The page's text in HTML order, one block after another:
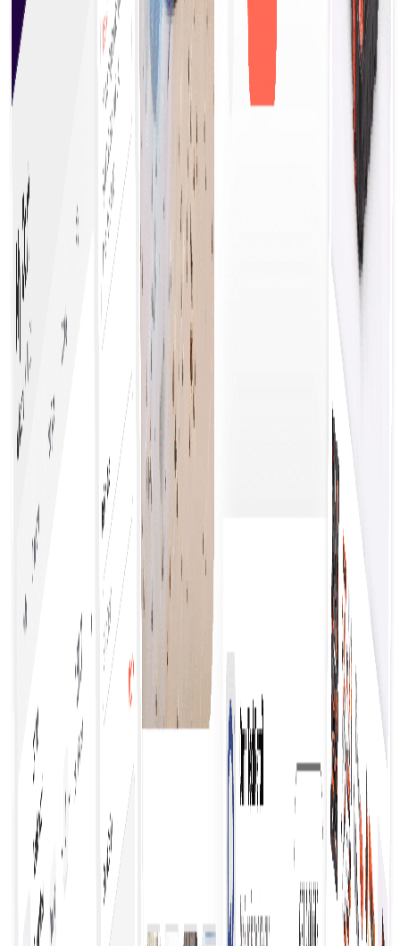
Mulai melakukan pengadaan saat itu juga
memungkinkan bisnis untuk membuat keputusan
pembelian segera, merampingkan operasi dan
meningkatkan efisiensi. Pendekatan ini mengurangi
penundaan, memastikan akses tepat waktu ke
barang dan layanan penting.
Visibilitas Penuh
Mengelola dan mengendalikan pengeluaran
organisasi secara efektif akan meningkatkan
kepatuhan terhadap anggaran, mengidentifikasi
peluang penghematan biaya, dan mendorong
pengambilan keputusan strategis untuk
pertumbuhan yang berkelanjutan.
Aturan Bisnis yang Konsisten
Memastikan keseragaman dalam pengambilan
keputusan, meningkatkan kepatuhan, dan
merampingkan proses, yang mengarah pada
peningkatan efisiensi dan mengurangi kesalahan.
Temukan Kebutuhan Bisnis Anda
Menemukan produk dan layanan terbaik melibatkan
penelitian menyeluruh, membandingkan pilihan,
membaca ulasan, dan memanfaatkan rekomendasi
untuk memastikan kualitas, nilai, dan kepuasan
dalam pilihan Anda.
Dapatkan Kutipan dengan Mudah